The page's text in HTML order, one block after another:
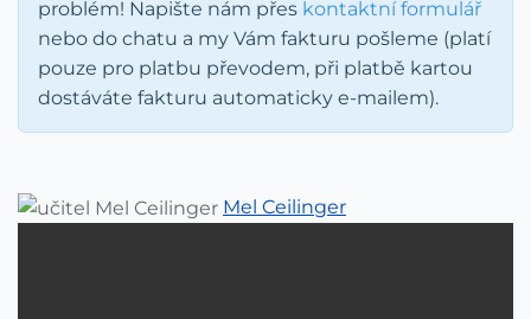
problém! Napište nám přes kontaktní formulář
nebo do chatu a my Vám fakturu pošleme (platí
pouze pro platbu převodem, při platbě kartou
dostáváte fakturu automaticky e-mailem).
Mel Ceilinger